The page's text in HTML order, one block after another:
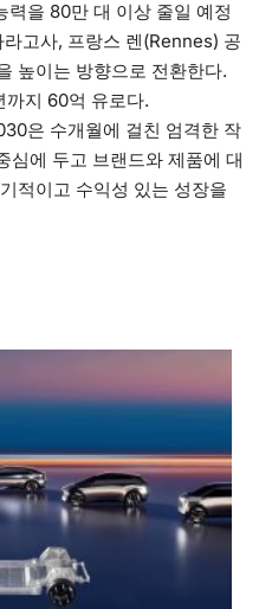
력을 80만 대 이상 줄일 예정
고사, 프랑스 렌(Rennes) 공
높이는 방향으로 전환한다.
지 60억 유로다.
은 수개월에 걸친 엄격한 작
심에 두고 브랜드와 제품에 대
적이고 수익성 있는 성장을